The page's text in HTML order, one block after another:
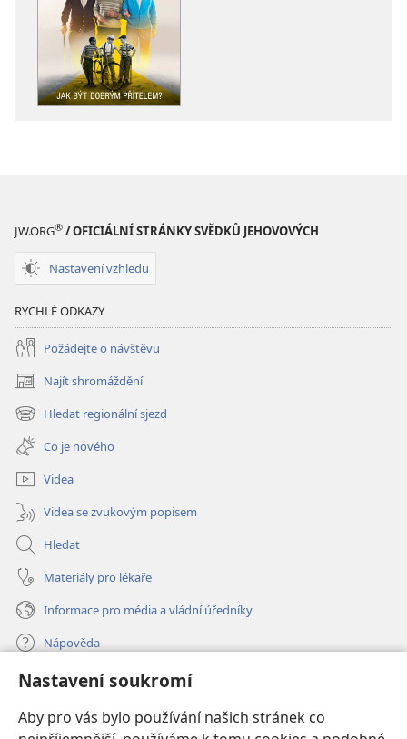
Nastavení soukromí
Aby pro vás bylo používání našich stránek co
JW.ORG® / OFICIÁLNÍ STRÁNKY SVĚDKŮ JEHOVOVÝCH
Nastavení vzhledu
RYCHLÉ ODKAZY
Požádejte o návštěvu
Najít shromáždění
(otevřeno
nové
okno)
Hledat regionální sjezd
(otevřeno
nové
okno)
Co je nového
Videa
Videa se zvukovým popisem
Hledat
Materiály pro lékaře
Informace pro média a vládní úředníky
Nápověda
Dary
nové
okno)